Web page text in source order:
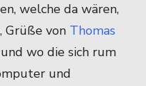
welche da wären,
Grüße von Thomas
wo die sich rum
und